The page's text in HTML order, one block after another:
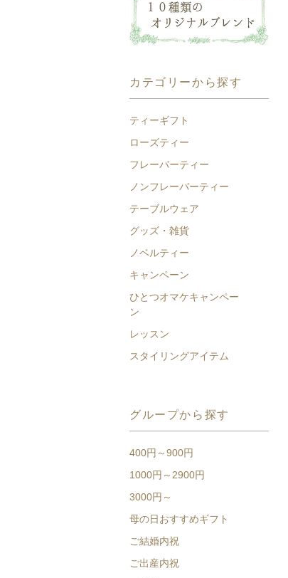
カテゴリーから探す
ティーギフト
ローズティー
フレーバーティー
ノンフレーバーティー
テーブルウェア
グッズ・雑貨
ノベルティー
キャンペーン
ひとつオマケキャンペー
ン
レッスン
スタイリングアイテム
グループから探す
400円～900円
1000円～2900円
3000円～
母の日おすすめギフト
ご結婚内祝
ご出産内祝